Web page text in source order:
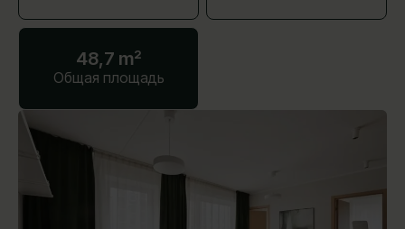
48,7 m²
Общая площадь